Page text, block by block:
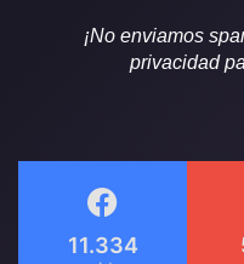
¡No enviamos
privacidad
11.334